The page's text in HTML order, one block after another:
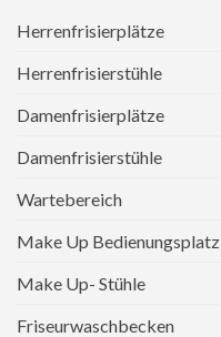
Herrenfrisierplätze
Herrenfrisierstühle
Damenfrisierplätze
Damenfrisierstühle
Wartebereich
Make Up Bedienungsplatz
Make Up- Stühle
Friseurwaschbecken